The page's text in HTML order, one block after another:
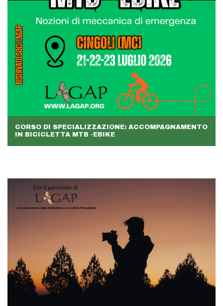
CORSO DI SPECIALIZZAZIONE: ACCOMPAGNAMENTO
IN BICICLETTA MTB -EBIKE